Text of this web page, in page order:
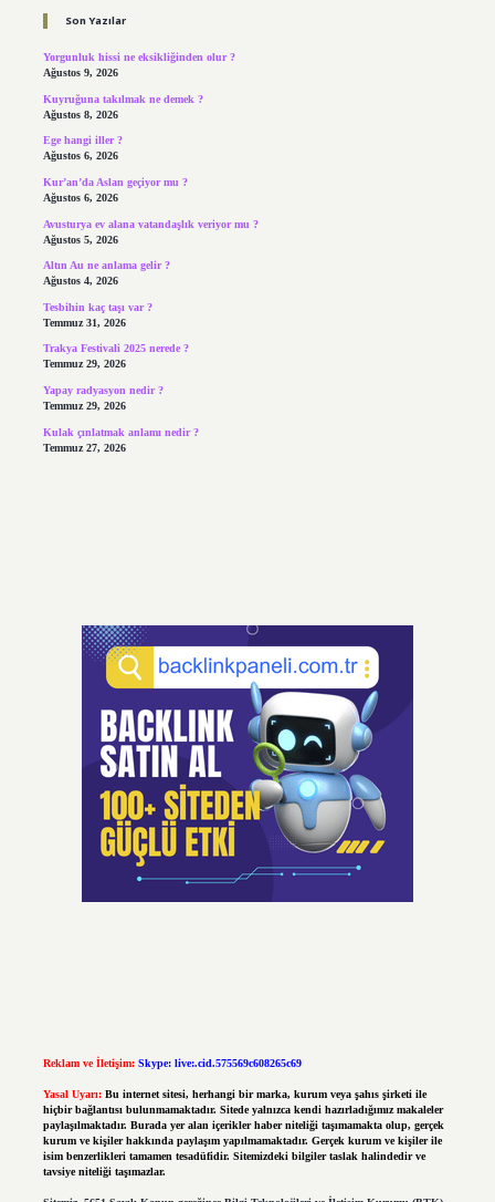
Son Yazılar
Yorgunluk hissi ne eksikliğinden olur ?
Ağustos 9, 2026
Kuyruğuna takılmak ne demek ?
Ağustos 8, 2026
Ege hangi iller ?
Ağustos 6, 2026
Kur’an’da Aslan geçiyor mu ?
Ağustos 6, 2026
Avusturya ev alana vatandaşlık veriyor mu ?
Ağustos 5, 2026
Altın Au ne anlama gelir ?
Ağustos 4, 2026
Tesbihin kaç taşı var ?
Temmuz 31, 2026
Trakya Festivali 2025 nerede ?
Temmuz 29, 2026
Yapay radyasyon nedir ?
Temmuz 29, 2026
Kulak çınlatmak anlamı nedir ?
Temmuz 27, 2026
Reklam ve İletişim: Skype: live:.cid.575569c608265c69
Yasal Uyarı: Bu internet sitesi, herhangi bir marka, kurum veya şahıs şirketi ile
hiçbir bağlantısı bulunmamaktadır. Sitede yalnızca kendi hazırladığımız makaleler
paylaşılmaktadır. Burada yer alan içerikler haber niteliği taşımamakta olup, gerçek
kurum ve kişiler hakkında paylaşım yapılmamaktadır. Gerçek kurum ve kişiler ile
isim benzerlikleri tamamen tesadüfidir. Sitemizdeki bilgiler taslak halindedir ve
tavsiye niteliği taşımazlar.